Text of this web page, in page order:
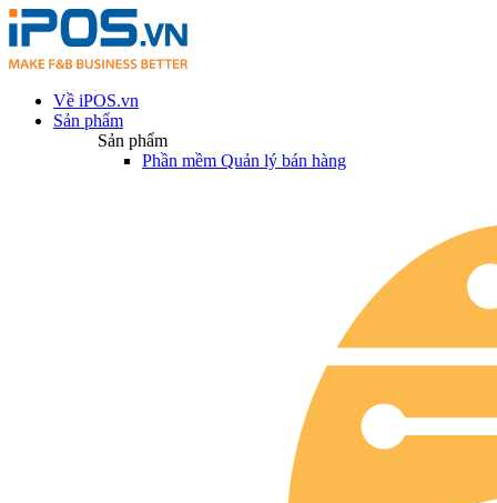
Về iPOS.vn
Sản phẩm
Sản phẩm
Phần mềm Quản lý bán hàng